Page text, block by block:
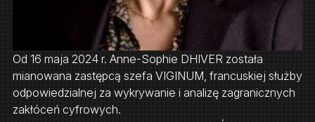
Od 16 maja 2024 r. Anne-Sophie DHIVER została
mianowana zastępcą szefa VIGINUM, francuskiej służby
odpowiedzialnej za wykrywanie i analizę zagranicznych
zakłóceń cyfrowych.